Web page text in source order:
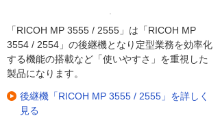
「RICOH MP 3555 / 2555」は「RICOH MP
3554 / 2554」の後継機となり定型業務を効率化
する機能の搭載など「使いやすさ」を重視した
製品になります。
後継機「RICOH MP 3555 / 2555」を詳しく
見る